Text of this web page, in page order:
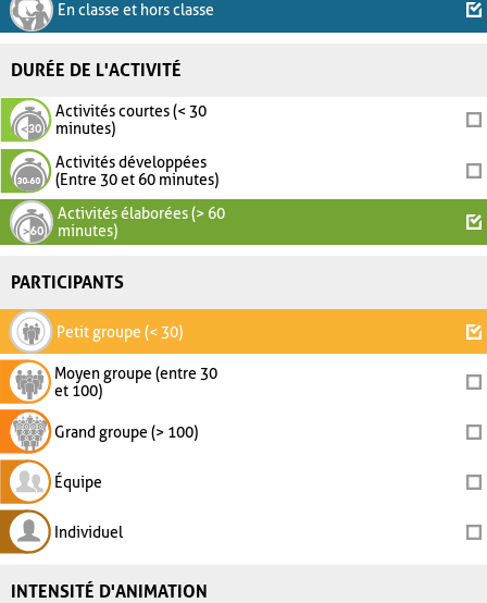
En classe et hors classe
DURÉE DE L'ACTIVITÉ
Activités courtes (< 30
minutes)
Activités développées
(Entre 30 et 60 minutes)
Activités élaborées (> 60
minutes)
PARTICIPANTS
Petit groupe (< 30)
Moyen groupe (entre 30
et 100)
Grand groupe (> 100)
Équipe
Individuel
INTENSITÉ D'ANIMATION